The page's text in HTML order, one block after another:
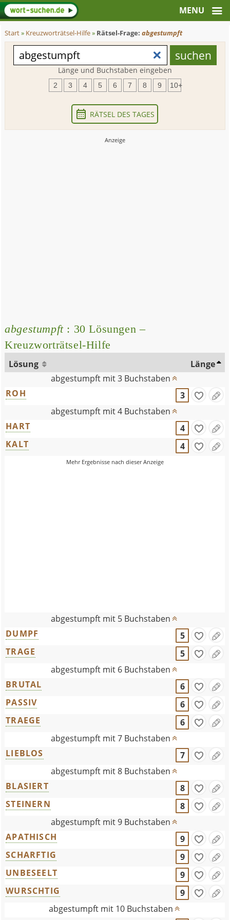
Start» Kreuzworträtsel-Hilfe» Rätsel-Frage:abgestumpft
Länge und Buchstaben eingeben
2 3 4 5 6 7 8 9 10+
RÄTSEL DES TAGES
abgestumpft: 30 Lösungen –
Kreuzworträtsel-Hilfe
Lösung
Länge
abgestumpft mit 3 Buchstaben
ROH
3
abgestumpft mit 4 Buchstaben
HART
4
KALT
4
abgestumpft mit 5 Buchstaben
DUMPF
5
TRAGE
5
abgestumpft mit 6 Buchstaben
BRUTAL
6
PASSIV
6
TRAEGE
6
abgestumpft mit 7 Buchstaben
LIEBLOS
7
abgestumpft mit 8 Buchstaben
BLASIERT
8
STEINERN
8
abgestumpft mit 9 Buchstaben
APATHISCH
9
SCHARFTIG
9
UNBESEELT
9
WURSCHTIG
9
abgestumpft mit 10 Buchstaben